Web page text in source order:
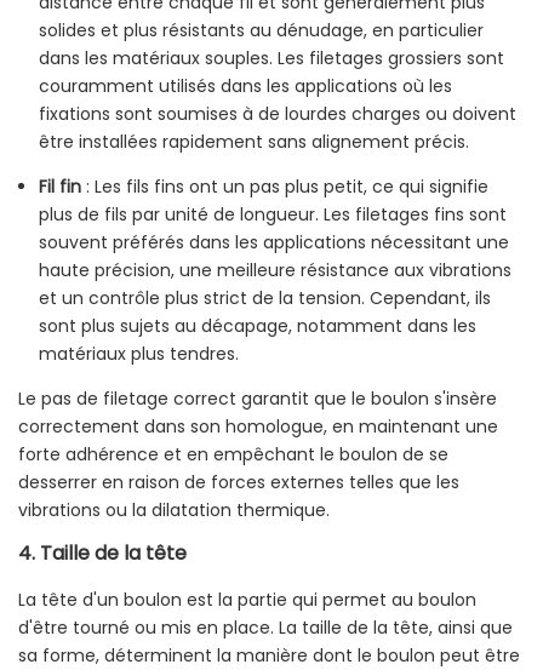
solides et plus résistants au dénudage, en particulier
dans les matériaux souples. Les filetages grossiers sont
couramment utilisés dans les applications où les
fixations sont soumises à de lourdes charges ou doivent
être installées rapidement sans alignement précis.
Fil fin : Les fils fins ont un pas plus petit, ce qui signifie
plus de fils par unité de longueur. Les filetages fins sont
souvent préférés dans les applications nécessitant une
haute précision, une meilleure résistance aux vibrations
et un contrôle plus strict de la tension. Cependant, ils
sont plus sujets au décapage, notamment dans les
matériaux plus tendres.
Le pas de filetage correct garantit que le boulon s'insère
correctement dans son homologue, en maintenant une
forte adhérence et en empêchant le boulon de se
desserrer en raison de forces externes telles que les
vibrations ou la dilatation thermique.
4. Taille de la tête
La tête d'un boulon est la partie qui permet au boulon
d'être tourné ou mis en place. La taille de la tête, ainsi que
sa forme, déterminent la manière dont le boulon peut être